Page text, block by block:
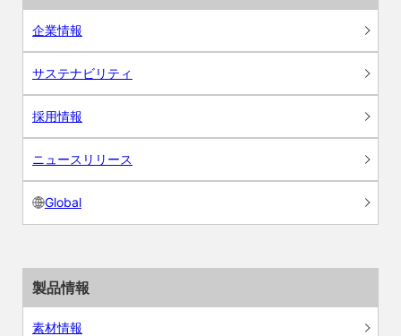
企業情報
サステナビリティ
採用情報
ニュースリリース
Global
製品情報
素材情報